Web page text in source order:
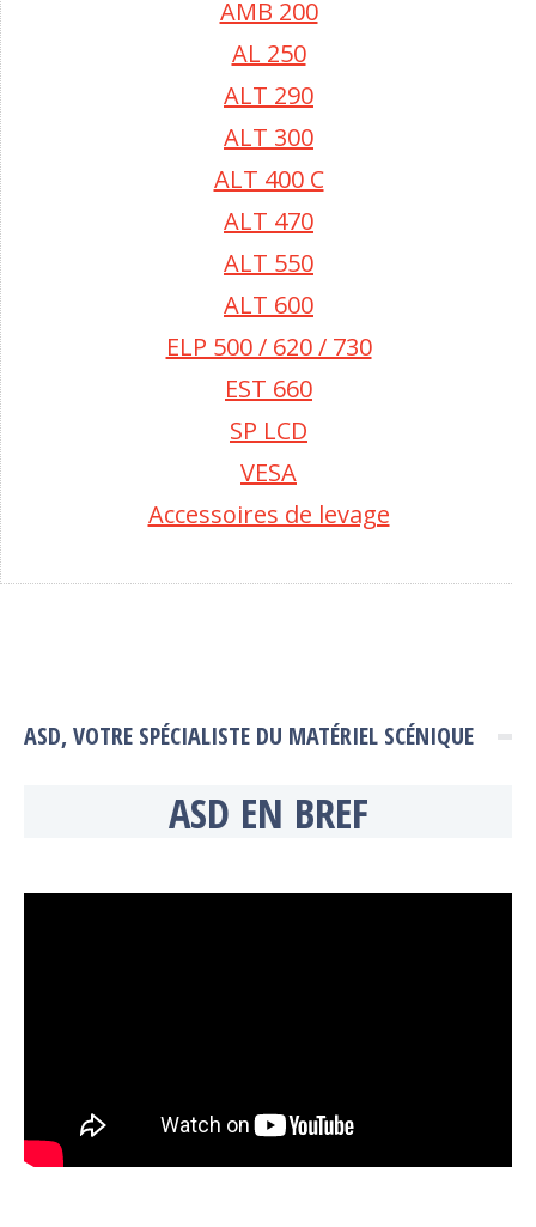
AMB 200
AL 250
ALT 290
ALT 300
ALT 400 C
ALT 470
ALT 550
ALT 600
ELP 500 / 620 / 730
EST 660
SP LCD
VESA
Accessoires de levage
ASD, VOTRE SPÉCIALISTE DU MATÉRIEL SCÉNIQUE
ASD EN BREF